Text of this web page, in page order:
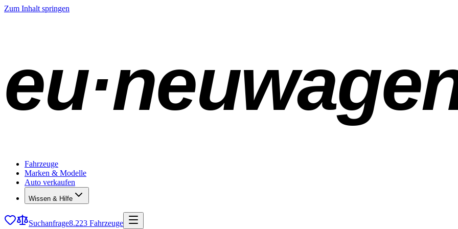
Zum Inhalt springen
Fahrzeuge
Marken & Modelle
Auto verkaufen
Wissen & Hilfe
Suchanfrage8.223 Fahrzeuge